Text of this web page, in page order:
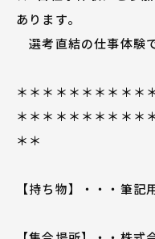
あります。
選考直結の仕事体験
＊＊＊＊＊＊＊＊＊＊
＊＊＊＊＊＊＊＊＊＊
＊＊
【持ち物】・・・筆記